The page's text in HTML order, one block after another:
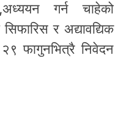
गर्न चाहेको
र अद्यावद्यिक
फागुनभित्रै निवेदन